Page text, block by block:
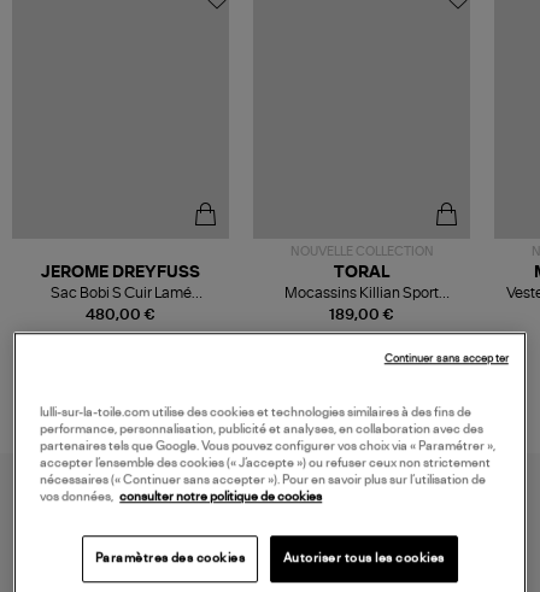
480,00 €
JEROME DREYFUSS
Sac Bobi S Cuir Lamé
Champagne
NOUVELLE COLLECTION
189,00 €
TORAL
Mocassins Killian Sport
Mousse
lulli-sur-la-toile.com utilise des cookies et technologies similaires à des fins de
performance, personnalisation, publicité et analyses, en collaboration avec des
partenaires tels que Google. Vous pouvez configurer vos choix via « Paramétrer »,
accepter l’ensemble des cookies (« J’accepte ») ou refuser ceux non strictement
nécessaires (« Continuer sans accepter »). Pour en savoir plus sur l’utilisation de
vos données, consulter notre politique de cookies
Paramètres des cookies Autoriser tous les cookies
Continuer sans accepter